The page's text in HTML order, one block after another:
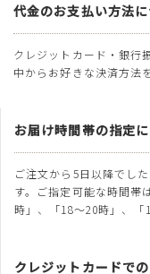
代金のお支払い方法
クレジットカード・銀行
中からお好きな決済方法
お届け時間帯の指定
ご注文から5日以降でし
す。ご指定可能な時間帯
時」、「18～20時」、「
クレジットカードで